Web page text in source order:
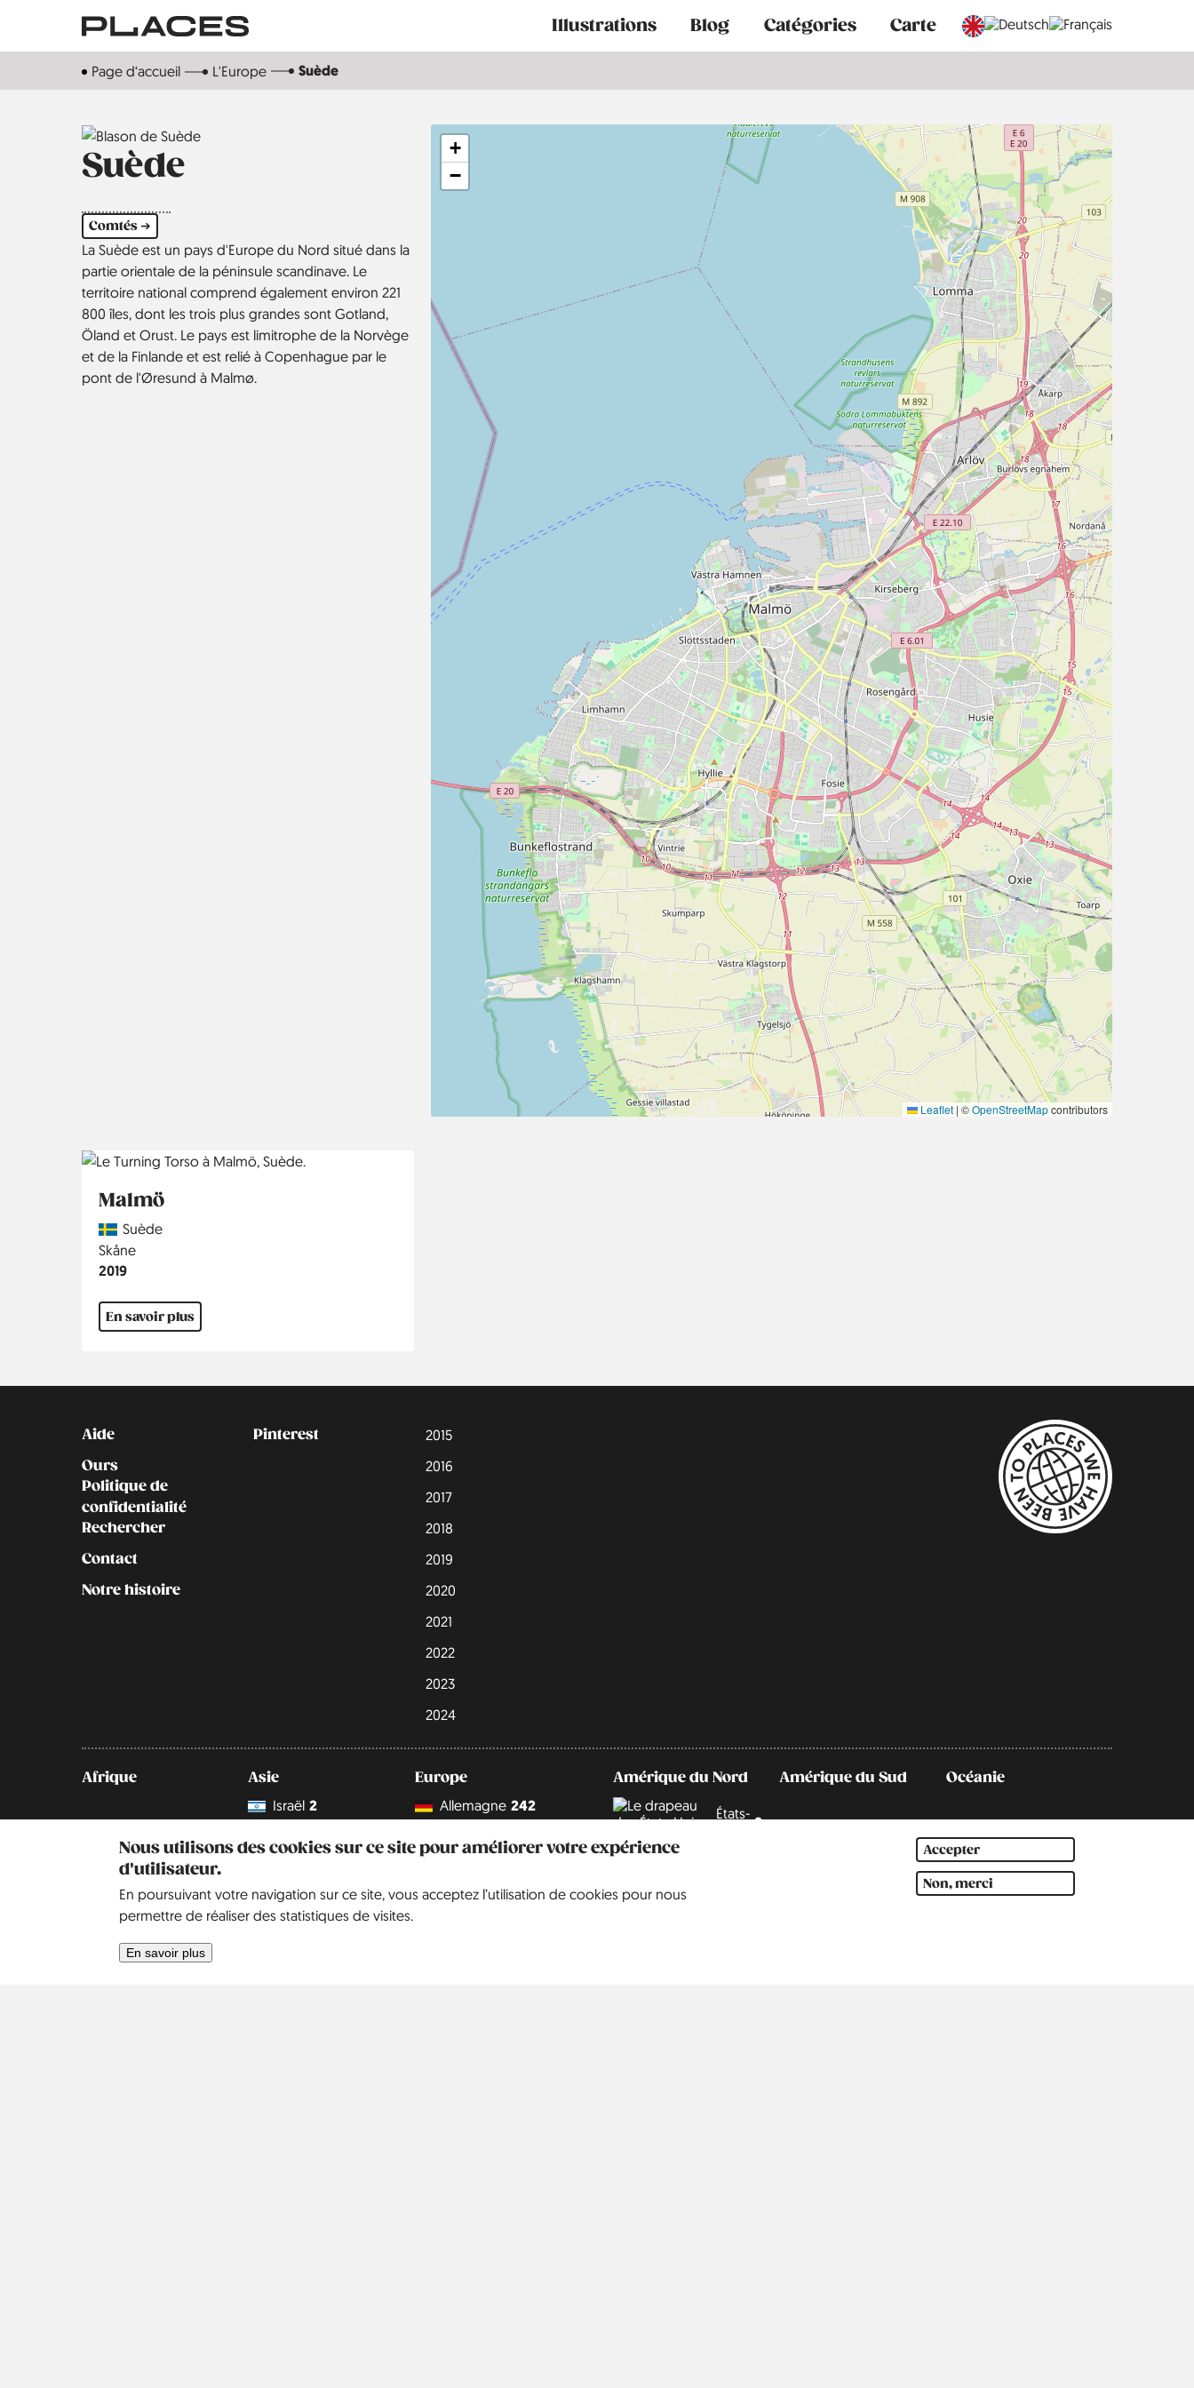
Nous utilisons des cookies sur ce site pour améliorer votre expérience
d'utilisateur.
En poursuivant votre navigation sur ce site, vous acceptez l’utilisation de cookies pour nous
permettre de réaliser des statistiques de visites.
En savoir plus
Accepter
Non, merci
contenu
Main
navigation
Illustrations Blog Catégories Carte
Page d‘accueil L'Europe Suède
Suède
Comtés ➔
La Suède est un pays d'Europe du Nord situé dans la
partie orientale de la péninsule scandinave. Le
territoire national comprend également environ 221
800 îles, dont les trois plus grandes sont Gotland,
Öland et Orust. Le pays est limitrophe de la Norvège
et de la Finlande et est relié à Copenhague par le
pont de l'Øresund à Malmø.
+
−
Leaflet | ©OpenStreetMapcontributors
Malmö
Country
Suède
Région
Skåne
Année
2019
En savoir plus
Kontakt
Aide
Ours
Politique de
confidentialité
Rechercher
Contact
Notre histoire
Social
Pinterest
2015
2016
2017
2018
2019
2020
2021
2022
2023
2024
Afrique
Asie
Israël 2
Europe
Allemagne 242
Angleterre 67
Cité du Vatican
Amérique du Nord
États- 9
Amérique du Sud Océanie